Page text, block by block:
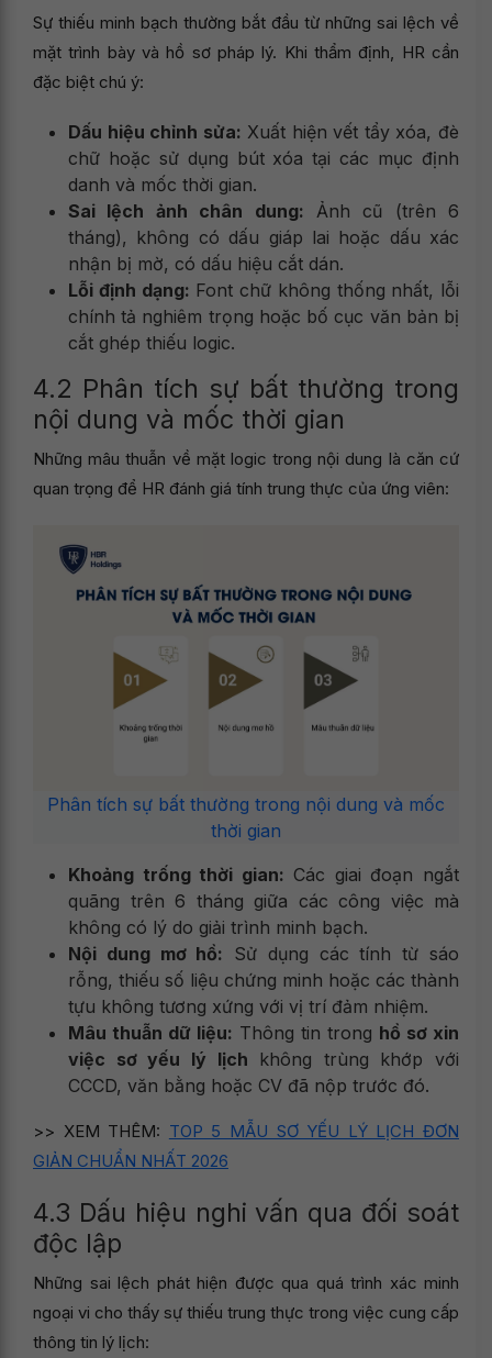
Sự thiếu minh bạch thường bắt đầu từ những sai lệch về
mặt trình bày và hồ sơ pháp lý. Khi thẩm định, HR cần
đặc biệt chú ý:
Dấu hiệu chỉnh sửa: Xuất hiện vết tẩy xóa, đè
chữ hoặc sử dụng bút xóa tại các mục định
danh và mốc thời gian.
Sai lệch ảnh chân dung: Ảnh cũ (trên 6
tháng), không có dấu giáp lai hoặc dấu xác
nhận bị mờ, có dấu hiệu cắt dán.
Lỗi định dạng: Font chữ không thống nhất, lỗi
chính tả nghiêm trọng hoặc bố cục văn bản bị
cắt ghép thiếu logic.
4.2 Phân tích sự bất thường trong
nội dung và mốc thời gian
Những mâu thuẫn về mặt logic trong nội dung là căn cứ
quan trọng để HR đánh giá tính trung thực của ứng viên:
Phân tích sự bất thường trong nội dung và mốc
thời gian
Khoảng trống thời gian: Các giai đoạn ngắt
quãng trên 6 tháng giữa các công việc mà
không có lý do giải trình minh bạch.
Nội dung mơ hồ: Sử dụng các tính từ sáo
rỗng, thiếu số liệu chứng minh hoặc các thành
tựu không tương xứng với vị trí đảm nhiệm.
Mâu thuẫn dữ liệu: Thông tin trong hồ sơ xin
việc sơ yếu lý lịch không trùng khớp với
CCCD, văn bằng hoặc CV đã nộp trước đó.
>> XEM THÊM: TOP 5 MẪU SƠ YẾU LÝ LỊCH ĐƠN
GIẢN CHUẨN NHẤT 2026
4.3 Dấu hiệu nghi vấn qua đối soát
độc lập
Những sai lệch phát hiện được qua quá trình xác minh
ngoại vi cho thấy sự thiếu trung thực trong việc cung cấp
thông tin lý lịch: